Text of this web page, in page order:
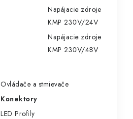
Napájacie zdroje
KMP 230V/24V
Napájacie zdroje
KMP 230V/48V
Ovládače a stmievače
Konektory
LED Profily